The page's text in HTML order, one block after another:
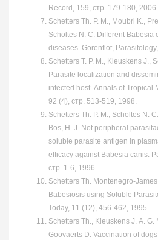
Record, 159, стр. 179-180, 2006.
Schetters Th. P. M., Moubri K.,
Scholtes N. C. Different Babesia
diseases. Gorenflot,
Schetters T. P. M., Kleuskens J.,
Parasite localization and
infected host. Annals of Tropical
92 (4), стр. 513-519, 1998.
Schetters Th. P. M., Scholtes N.
Bos, H. J. Not peripheral
soluble parasite antigen in
efficacy against Babesia canis.
стр. 1-6, 1996.
Schetters Th. Montenegro-
Babesiosis using Soluble
Today, 11 (12), 456-462, 1995.
Schetters Th., Kleuskens J. A. G.
Goovaerts D. Vaccination of